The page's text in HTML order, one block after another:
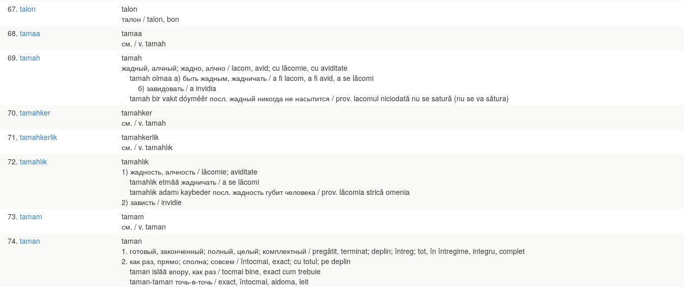
67 talon
talon
талон / talon, bon
68 tamaa
tamaa
см. / v. tamah
69 tamah
tamah
жадный, алчный; жадно, алчно / lacom, avid; cu lăcomie, cu aviditate
tamah olmaa a) быть жадным, жадничать / a fi lacom, a fi avid, a se lăcomi
б) завидовать / a invidia
tamah bir vakıt dóymêêr посл. жадный никогда не насытится / prov. lacomul niciodată nu se satură (nu se va sătura)
70 tamahker
tamahker
см. / v. tamah
71 tamahkerlik
tamahkerlik
см. / v. tamahlık
72 tamahlık
tamahlık
1) жадность, алчность / lăcomie; aviditate
tamahlık etmää жадничать / a se lăcomi
tamahlık adamı kaybeder посл. жадность губит человека / prov. lăcomia strică omenia
2) зависть / invidie
73 tamam
tamam
см. / v. taman
74 taman
taman
1. готовый, законченный; полный, целый; комплектный / pregătit, terminat; deplin; întreg; tot, în întregime, integru, complet
2. как раз, прямо; сполна; совсем / întocmai, exact; cu totul; pe deplin
taman islää впору, как раз / tocmai bine, exact cum trebuie
taman-taman точь-в-точь / exact, întocmai, aidoma, leit